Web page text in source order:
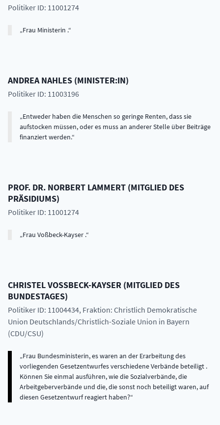
Politiker ID: 11001274
Frau Ministerin .
ANDREA NAHLES (MINISTER:IN)
Politiker ID: 11003196
Entweder haben die Menschen so geringe Renten, dass sie
aufstocken müssen, oder es muss an anderer Stelle über Beiträge
finanziert werden.
PROF. DR. NORBERT LAMMERT (MITGLIED DES
PRÄSIDIUMS)
Politiker ID: 11001274
Frau Voßbeck-Kayser .
CHRISTELVOSSBECK-KAYSER (MITGLIED DES
BUNDESTAGES)
Politiker ID: 11004434, Fraktion: Christlich Demokratische
Union Deutschlands/Christlich-Soziale Union in Bayern
(CDU/CSU)
Frau Bundesministerin, es waren an der Erarbeitung des
vorliegenden Gesetzentwurfes verschiedene Verbände beteiligt .
Können Sie einmal ausführen, wie die Sozialverbände, die
Arbeitgeberverbände und die, die sonst noch beteiligt waren, auf
diesen Gesetzentwurf reagiert haben?